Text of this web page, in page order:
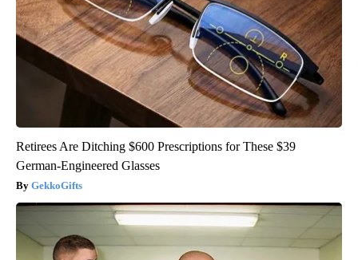
Retirees Are Ditching $600 Prescriptions for These $39
German-Engineered Glasses
GekkoGifts